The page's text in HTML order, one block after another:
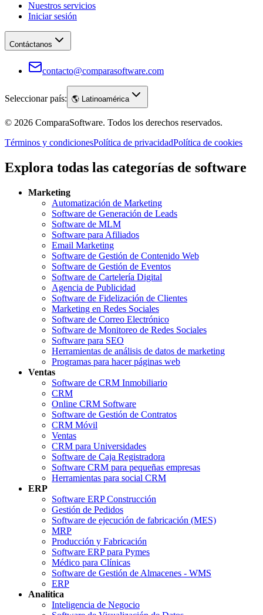
Nuestros servicios
Iniciar sesión
Contáctanos
contacto@comparasoftware.com
Seleccionar país: 🌎 Latinoamérica
© 2026 ComparaSoftware. Todos los derechos reservados.
Términos y condicionesPolítica de privacidadPolítica de cookies
Explora todas las categorías de software
Marketing
Automatización de Marketing
Software de Generación de Leads
Software de MLM
Software para Afiliados
Email Marketing
Software de Gestión de Contenido Web
Software de Gestión de Eventos
Software de Cartelería Digital
Agencia de Publicidad
Software de Fidelización de Clientes
Marketing en Redes Sociales
Software de Correo Electrónico
Software de Monitoreo de Redes Sociales
Software para SEO
Herramientas de análisis de datos de marketing
Programas para hacer páginas web
Ventas
Software de CRM Inmobiliario
CRM
Online CRM Software
Software de Gestión de Contratos
CRM Móvil
Ventas
CRM para Universidades
Software de Caja Registradora
Software CRM para pequeñas empresas
Herramientas para social CRM
ERP
Software ERP Construcción
Gestión de Pedidos
Software de ejecución de fabricación (MES)
MRP
Producción y Fabricación
Software ERP para Pymes
Médico para Clínicas
Software de Gestión de Almacenes - WMS
ERP
Analítica
Inteligencia de Negocio